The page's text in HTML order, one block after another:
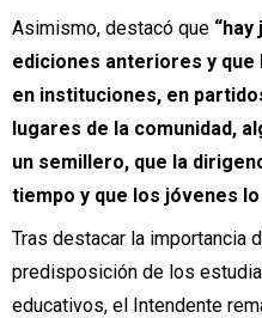
Asimismo, destacó que
ediciones anteriores y
en instituciones, en
lugares de la comunidad,
un semillero, que la
tiempo y que los jóvenes
Tras destacar la importancia
predisposición de los
educativos, el Intendente